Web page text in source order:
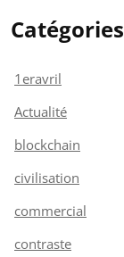
Catégories
1eravril
Actualité
blockchain
civilisation
commercial
contraste